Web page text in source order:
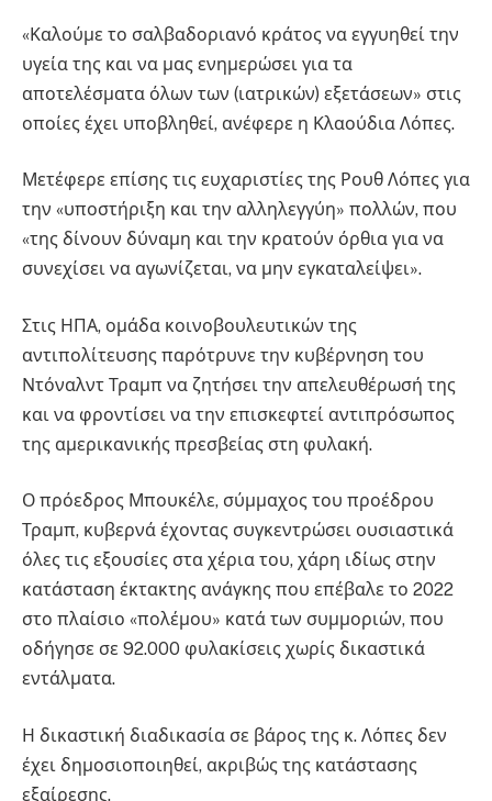
«Καλούμε το σαλβαδοριανό κράτος να εγγυηθεί την
υγεία της και να μας ενημερώσει για τα
αποτελέσματα όλων των (ιατρικών) εξετάσεων» στις
οποίες έχει υποβληθεί, ανέφερε η Κλαούδια Λόπες.
Μετέφερε επίσης τις ευχαριστίες της Ρουθ Λόπες για
την «υποστήριξη και την αλληλεγγύη» πολλών, που
«της δίνουν δύναμη και την κρατούν όρθια για να
συνεχίσει να αγωνίζεται, να μην εγκαταλείψει».
Στις ΗΠΑ, ομάδα κοινοβουλευτικών της
αντιπολίτευσης παρότρυνε την κυβέρνηση του
Ντόναλντ Τραμπ να ζητήσει την απελευθέρωσή της
και να φροντίσει να την επισκεφτεί αντιπρόσωπος
της αμερικανικής πρεσβείας στη φυλακή.
Ο πρόεδρος Μπουκέλε, σύμμαχος του προέδρου
Τραμπ, κυβερνά έχοντας συγκεντρώσει ουσιαστικά
όλες τις εξουσίες στα χέρια του, χάρη ιδίως στην
κατάσταση έκτακτης ανάγκης που επέβαλε το 2022
στο πλαίσιο «πολέμου» κατά των συμμοριών, που
οδήγησε σε 92.000 φυλακίσεις χωρίς δικαστικά
εντάλματα.
Η δικαστική διαδικασία σε βάρος της κ. Λόπες δεν
έχει δημοσιοποιηθεί, ακριβώς της κατάστασης
εξαίρεσης.